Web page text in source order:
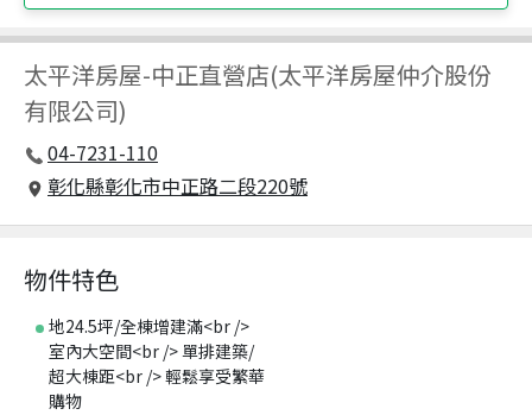
太平洋房屋-中正直營店(太平洋房屋仲介股份
有限公司)
04-7231-110
彰化縣彰化市中正路二段220號
物件特色
地24.5坪/全棟增建滿<br />
室內大空間<br /> 單排建築/
超大棟距<br /> 輕鬆享受繁華
購物